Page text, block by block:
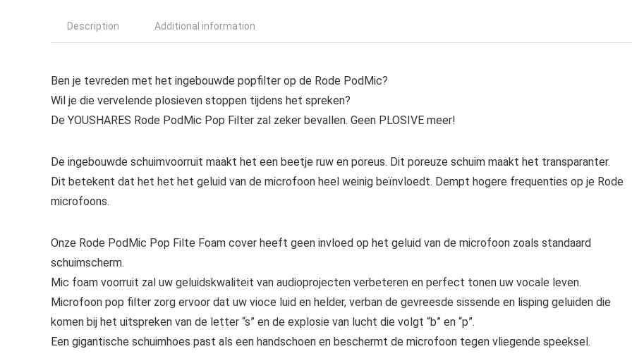
Description Additional information
Ben je tevreden met het ingebouwde popfilter op de Rode PodMic?
Wil je die vervelende plosieven stoppen tijdens het spreken?
De YOUSHARES Rode PodMic Pop Filter zal zeker bevallen. Geen PLOSIVE meer!
De ingebouwde schuimvoorruit maakt het een beetje ruw en poreus. Dit poreuze schuim maakt het transparanter.
Dit betekent dat het het het geluid van de microfoon heel weinig beïnvloedt. Dempt hogere frequenties op je Rode
microfoons.
Onze Rode PodMic Pop Filte Foam cover heeft geen invloed op het geluid van de microfoon zoals standaard
schuimscherm.
Mic foam voorruit zal uw geluidskwaliteit van audioprojecten verbeteren en perfect tonen uw vocale leven.
Microfoon pop filter zorg ervoor dat uw vioce luid en helder, verban de gevreesde sissende en lisping geluiden die
komen bij het uitspreken van de letter “s” en de explosie van lucht die volgt “b” en “p”.
Een gigantische schuimhoes past als een handschoen en beschermt de microfoon tegen vliegende speeksel.